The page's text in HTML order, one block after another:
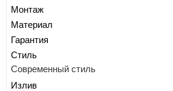
Монтаж
Материал
Гарантия
Стиль
Современный стиль
Излив